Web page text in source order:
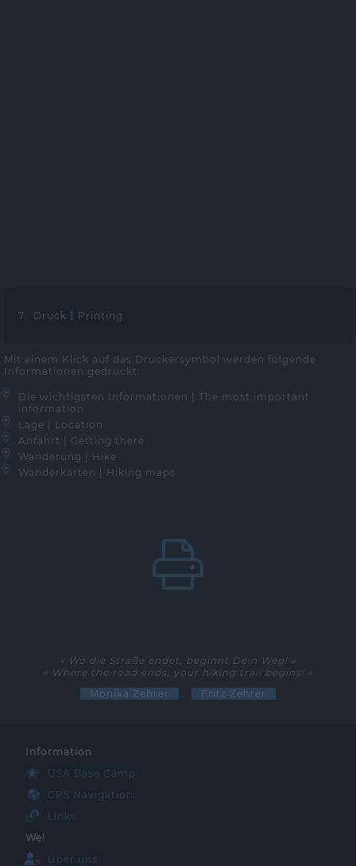
7. Druck Printing
Mit einem Klick auf das Druckersymbol werden folgende
Informationen gedruckt:
Die wichtigsten Informationen | The most important
information
Lage | Location
Anfahrt | Getting there
Wanderung | Hike
Wanderkarten | Hiking maps
« Wo die Straße endet, beginnt Dein Weg! »
« Where the road ends, your hiking trail begins! »
Monika Zehrer
Fritz Zehrer
Information
USA Base Camp
GPS Navigation
Links
We!
Über uns